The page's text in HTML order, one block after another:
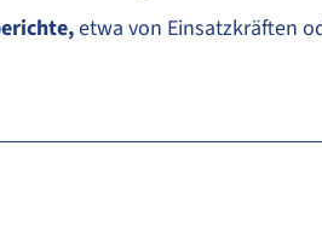
etwa von Einsatzkräften